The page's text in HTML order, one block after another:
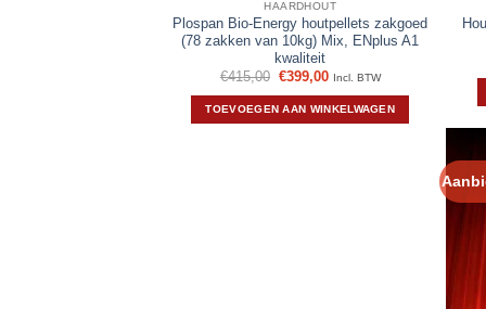
HAARDHOUT
Plospan Bio-Energy houtpellets zakgoed
(78 zakken van 10kg) Mix, ENplus A1
kwaliteit
€415,00 Oorspronkelijke
was:
€415,00.
€399,00Huidige
is:
€399,00.
Incl. BTW
TOEVOEGEN AAN WINKELWAGEN